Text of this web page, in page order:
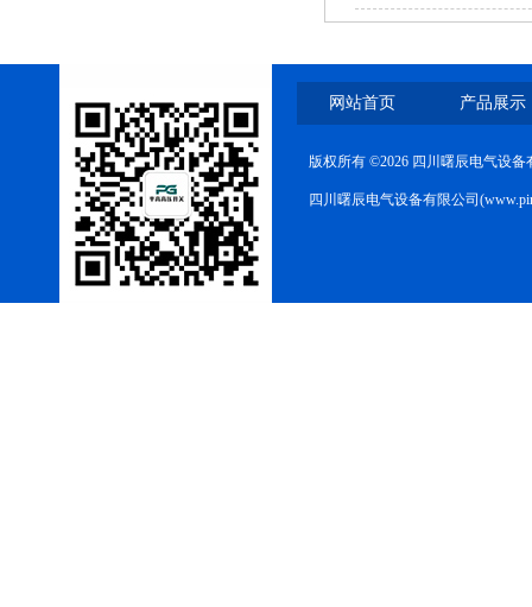
网站首页 产品展示
版权所有 ©2026 四川曙辰电气设
四川曙辰电气设备有限公司